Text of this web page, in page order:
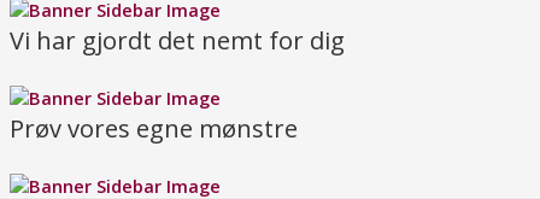
Vi har gjordt det nemt for dig
Prøv vores egne mønstre